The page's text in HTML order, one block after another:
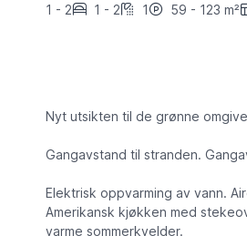
1 - 2 1 - 2 1 59 - 123 m²
Nyt utsikten til de grønne
Gangavstand til stranden.
Elektrisk oppvarming av vann.
Amerikansk kjøkken med
varme sommerkvelder.